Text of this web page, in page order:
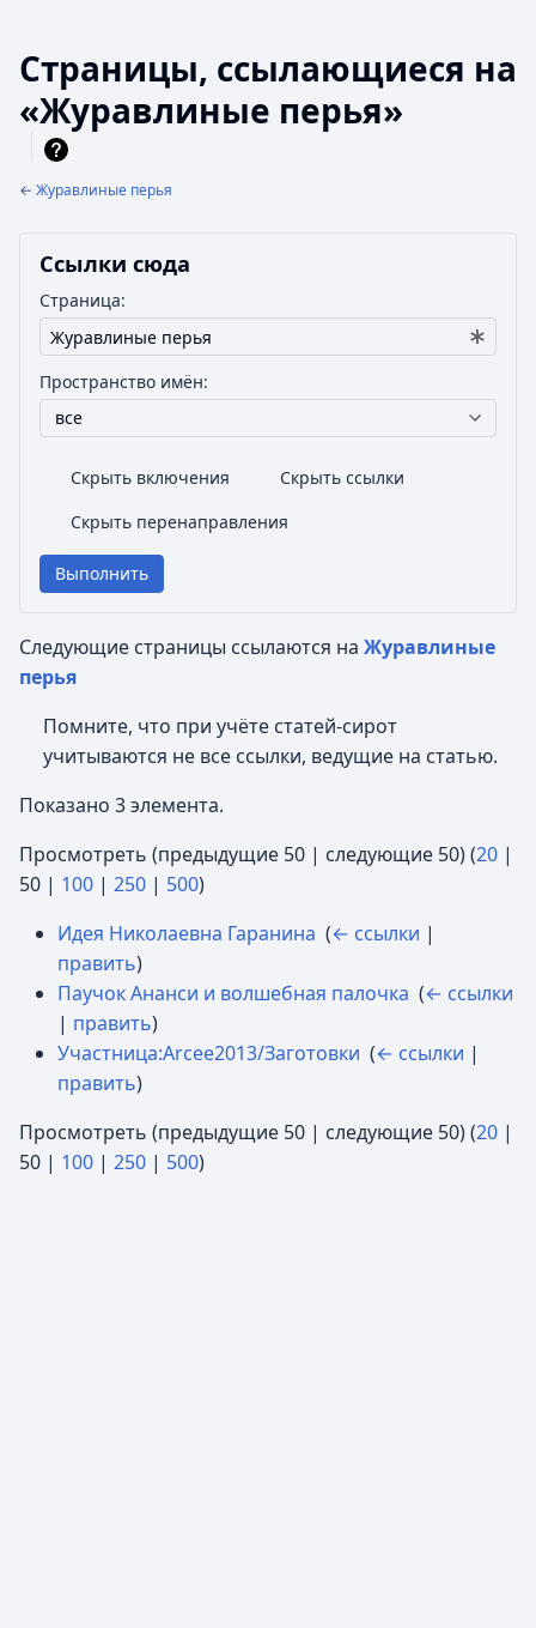
Страницы, ссылающиеся на
«Журавлиные перья»
← Журавлиные перья
Ссылки сюда
Страница:
Пространство имён:
все
Скрыть включения
Скрыть ссылки
Скрыть перенаправления
Выполнить
Следующие страницы ссылаются на Журавлиные
перья
Помните, что при учёте статей-сирот
учитываются не все ссылки, ведущие на статью.
Показано 3 элемента.
Просмотреть (предыдущие 50 | следующие 50) (20 |
50 | 100 | 250 | 500)
Идея Николаевна Гаранина (← ссылки |
править)
Паучок Ананси и волшебная палочка (← ссылки
| править)
Участница:Arcee2013/Заготовки (← ссылки |
править)
Просмотреть (предыдущие 50 | следующие 50) (20 |
50 | 100 | 250 | 500)